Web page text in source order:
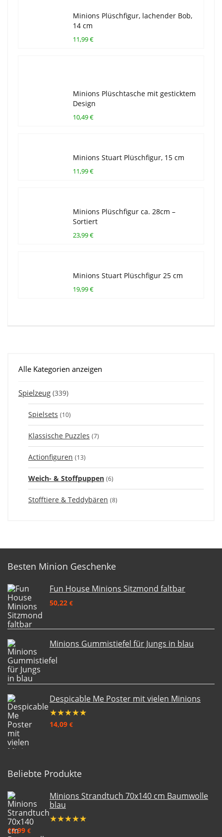
Minions Plüschfigur, lachender Bob,
14 cm
11,99 €
Minions Plüschtasche mit gesticktem
Design
10,49 €
Minions Stuart Plüschfigur, 15 cm
11,99 €
Minions Plüschfigur ca. 28cm –
Sortiert
23,99 €
Minions Stuart Plüschfigur 25 cm
19,99 €
Alle Kategorien anzeigen
Spielzeug (339)
Spielsets (10)
Klassische Puzzles (7)
Actionfiguren (13)
Weich- & Stoffpuppen (6)
Stofftiere & Teddybären (8)
Besten Minion Geschenke
Fun House Minions Sitzmond faltbar
50,22 €
Minions Gummistiefel für Jungs in blau
Despicable Me Poster mit vielen Minions
★★★★★
14,09 €
Beliebte Produkte
Minions Strandtuch 70x140 cm Baumwolle
blau
★★★★★
12,99 €